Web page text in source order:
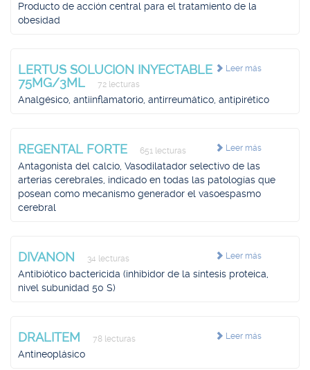
Producto de acción central para el tratamiento de la
obesidad
Leer más
LERTUS SOLUCION INYECTABLE
75MG/3ML
72 lecturas
Analgésico, antiinflamatorio, antirreumático, antipirético
Leer más
REGENTAL FORTE 651 lecturas
Antagonista del calcio, Vasodilatador selectivo de las
arterias cerebrales, indicado en todas las patologías que
posean como mecanismo generador el vasoespasmo
cerebral
Leer más
DIVANON 34 lecturas
Antibiótico bactericida (inhibidor de la síntesis proteica,
nivel subunidad 50 S)
Leer más
DRALITEM 78 lecturas
Antineoplásico